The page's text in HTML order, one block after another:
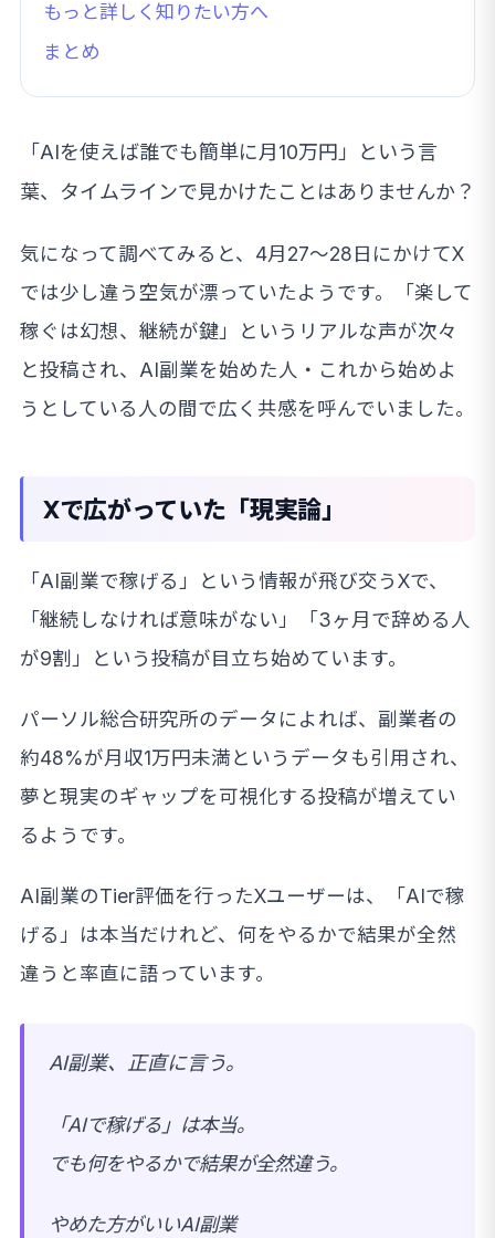
もっと詳しく知りたい方へ
まとめ
「AIを使えば誰でも簡単に月10万円」という言
葉、タイムラインで見かけたことはありませんか？
気になって調べてみると、4月27〜28日にかけてX
では少し違う空気が漂っていたようです。「楽して
稼ぐは幻想、継続が鍵」というリアルな声が次々
と投稿され、AI副業を始めた人・これから始めよ
うとしている人の間で広く共感を呼んでいました。
Xで広がっていた「現実論」
「AI副業で稼げる」という情報が飛び交うXで、
「継続しなければ意味がない」「3ヶ月で辞める人
が9割」という投稿が目立ち始めています。
パーソル総合研究所のデータによれば、副業者の
約48%が月収1万円未満というデータも引用され、
夢と現実のギャップを可視化する投稿が増えてい
るようです。
AI副業のTier評価を行ったXユーザーは、「AIで稼
げる」は本当だけれど、何をやるかで結果が全然
違うと率直に語っています。
AI副業、正直に言う。
「AIで稼げる」は本当。
でも何をやるかで結果が全然違う。
やめた方がいいAI副業